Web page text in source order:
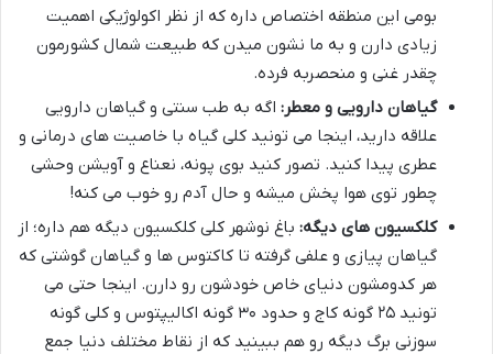
بومی این منطقه اختصاص داره که از نظر اکولوژیکی اهمیت
زیادی دارن و به ما نشون میدن که طبیعت شمال کشورمون
چقدر غنی و منحصربه فرده.
گیاهان دارویی و معطر: اگه به طب سنتی و گیاهان دارویی
علاقه دارید، اینجا می تونید کلی گیاه با خاصیت های درمانی و
عطری پیدا کنید. تصور کنید بوی پونه، نعناع و آویشن وحشی
چطور توی هوا پخش میشه و حال آدم رو خوب می کنه!
کلکسیون های دیگه: باغ نوشهر کلی کلکسیون دیگه هم داره؛ از
گیاهان پیازی و علفی گرفته تا کاکتوس ها و گیاهان گوشتی که
هر کدومشون دنیای خاص خودشون رو دارن. اینجا حتی می
تونید ۲۵ گونه کاج و حدود ۳۰ گونه اکالیپتوس و کلی گونه
سوزنی برگ دیگه رو هم ببینید که از نقاط مختلف دنیا جمع